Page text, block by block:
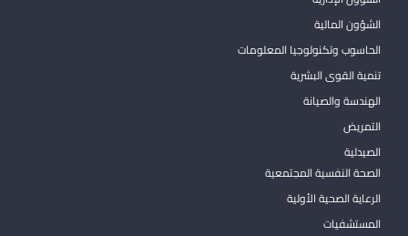
الشؤون المالية
الحاسوب وتكنولوجيا المعلومات
تنمية القوى البشرية
الهندسة والصيانة
التمريض
الصيدلية
الصحة النفسية المجتمعية
الرعاية الصحية الأولية
المستشفيات